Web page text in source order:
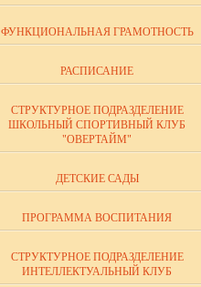
ФУНКЦИОНАЛЬНАЯ ГРАМОТНОСТЬ
РАСПИСАНИЕ
СТРУКТУРНОЕ ПОДРАЗДЕЛЕНИЕ
ШКОЛЬНЫЙ СПОРТИВНЫЙ КЛУБ
"ОВЕРТАЙМ"
ДЕТСКИЕ САДЫ
ПРОГРАММА ВОСПИТАНИЯ
СТРУКТУРНОЕ ПОДРАЗДЕЛЕНИЕ
ИНТЕЛЛЕКТУАЛЬНЫЙ КЛУБ